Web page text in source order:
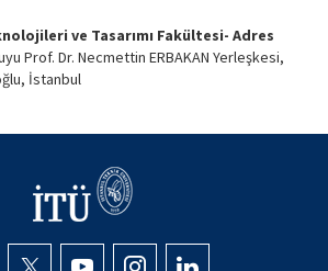
ve Tasarımı Fakültesi- Adres
Prof. Dr. Necmettin ERBAKAN Yerleşkesi,
İstanbul